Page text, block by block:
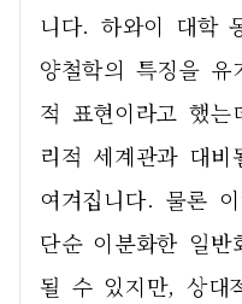
니다. 하와이 대학
양철학의 특징을 유
적 표현이라고 했
리적 세계관과 대
여겨집니다. 물론
단순 이분화한 일반
될 수 있지만, 상대